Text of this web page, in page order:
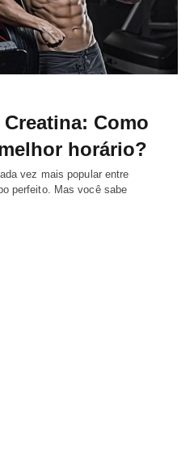
Como
horário?
vez mais popular entre
perfeito. Mas você sabe